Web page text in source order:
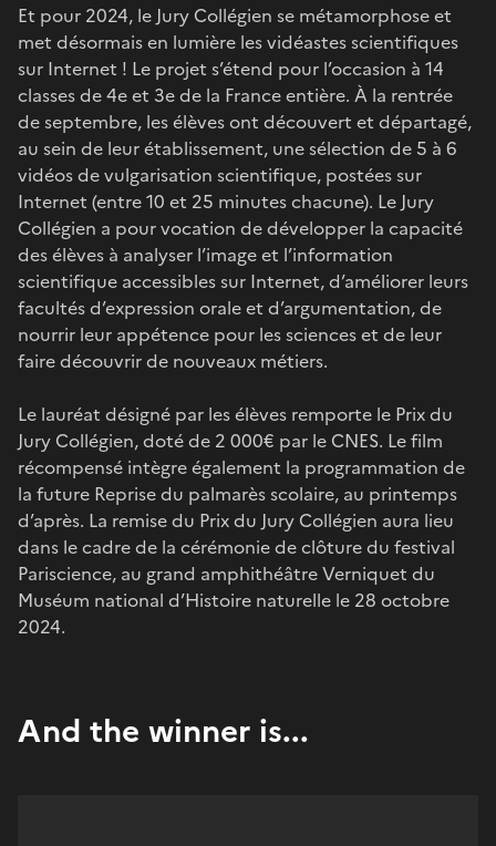
Et pour 2024, le Jury Collégien se métamorphose et
met désormais en lumière les vidéastes scientifiques
sur Internet ! Le projet s’étend pour l’occasion à 14
classes de 4e et 3e de la France entière. À la rentrée
de septembre, les élèves ont découvert et départagé,
au sein de leur établissement, une sélection de 5 à 6
vidéos de vulgarisation scientifique, postées sur
Internet (entre 10 et 25 minutes chacune). Le Jury
Collégien a pour vocation de développer la capacité
des élèves à analyser l’image et l’information
scientifique accessibles sur Internet, d’améliorer leurs
facultés d’expression orale et d’argumentation, de
nourrir leur appétence pour les sciences et de leur
faire découvrir de nouveaux métiers.
Le lauréat désigné par les élèves remporte le Prix du
Jury Collégien, doté de 2 000€ par le CNES. Le film
récompensé intègre également la programmation de
la future Reprise du palmarès scolaire, au printemps
d’après. La remise du Prix du Jury Collégien aura lieu
dans le cadre de la cérémonie de clôture du festival
Pariscience, au grand amphithéâtre Verniquet du
Muséum national d’Histoire naturelle le 28 octobre
2024.
And the winner is...